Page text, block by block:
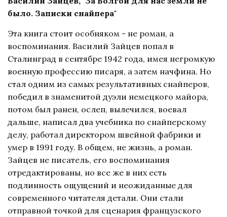
было. Записки снайпера"
Эта книга стоит особняком - не роман, а
воспоминания. Василий Зайцев попал в
Сталинград в сентябре 1942 года, имея негромкую
военную профессию писаря, а затем начфина. Но
стал одним из самых результативных снайперов,
победил в знаменитой дуэли немецкого майора,
потом был ранен, ослеп, вылечился, воевал
дальше, написал два учебника по снайперскому
делу, работал директором швейной фабрики и
умер в 1991 году. В общем, не жизнь, а роман.
Зайцев не писатель, его воспоминания
отредактированы, но все же в них есть
подлинность ощущений и неожиданные для
современного читателя детали. Они стали
отправной точкой для сценария французского